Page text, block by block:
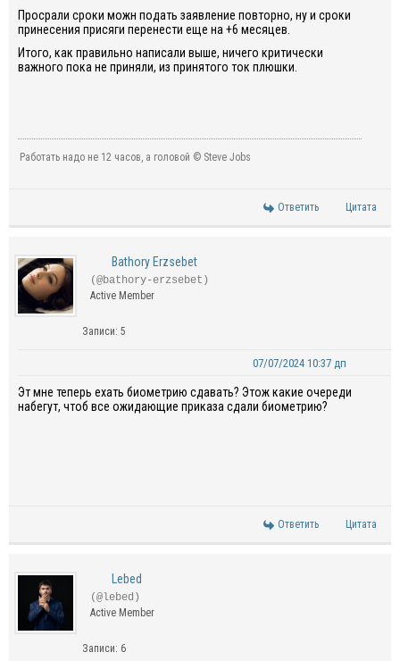
Просрали сроки можн подать заявление повторно, ну и сроки
принесения присяги перенести еще на +6 месяцев.
Итого, как правильно написали выше, ничего критически
важного пока не приняли, из принятого ток плюшки.
Работать надо не 12 часов, а головой © Steve Jobs
Ответить Цитата
Bathory Erzsebet
(@bathory-erzsebet)
Active Member
Записи: 5
07/07/2024 10:37 дп
Эт мне теперь ехать биометрию сдавать? Этож какие очереди
набегут, чтоб все ожидающие приказа сдали биометрию?
Ответить Цитата
Lebed
(@lebed)
Active Member
Записи: 6